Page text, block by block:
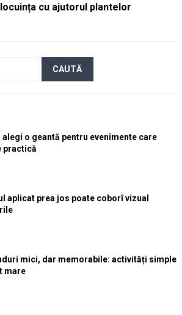
cu ajutorul plantelor
alegi o geantă pentru evenimente care
practică
aplicat prea jos poate coborî vizual
mici, dar memorabile: activități simple
mare